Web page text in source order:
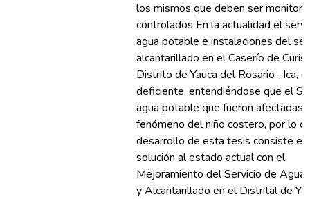
los mismos que deben ser
controlados En la actualidad el
agua potable e instalaciones del
alcantarillado en el Caserío de Curis
Distrito de Yauca del Rosario –Ica,
deficiente, entendiéndose que el
agua potable que fueron afectadas
fenómeno del niño costero, por lo
desarrollo de esta tesis consiste en
solución al estado actual con el
Mejoramiento del Servicio de Agua
y Alcantarillado en el Distrital de